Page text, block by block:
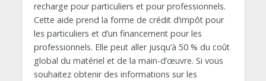
recharge pour particuliers et pour professionnels.
Cette aide prend la forme de crédit d’impôt pour
les particuliers et d’un financement pour les
professionnels. Elle peut aller jusqu’à 50 % du coût
global du matériel et de la main-d’œuvre. Si vous
souhaitez obtenir des informations sur les